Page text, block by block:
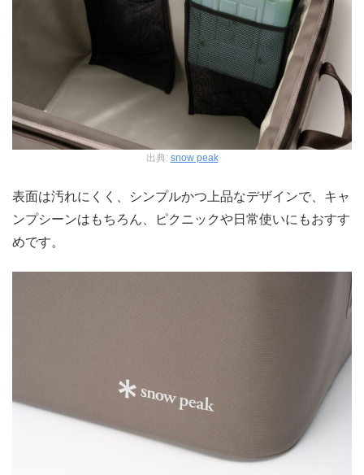
出典: snow peak
表面は汚れにくく、シンプルかつ上品なデザインで、キャ
ンプシーンはもちろん、ピクニックや日常使いにもおすす
めです。